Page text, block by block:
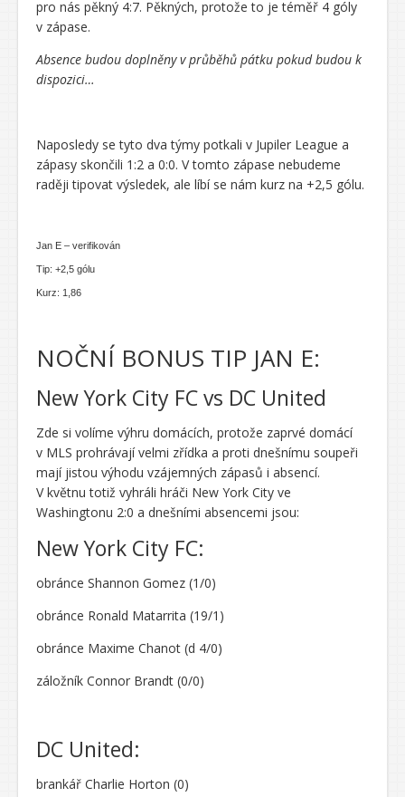
pro nás pěkný 4:7. Pěkných, protože to je téměř 4 góly
v zápase.
Absence budou doplněny v průběhů pátku pokud budou k
dispozici…
Naposledy se tyto dva týmy potkali v Jupiler League a
zápasy skončili 1:2 a 0:0. V tomto zápase nebudeme
raději tipovat výsledek, ale líbí se nám kurz na +2,5 gólu.
Jan E – verifikován
Tip: +2,5 gólu
Kurz: 1,86
NOČNÍ BONUS TIP JAN E:
New York City FC vs DC United
Zde si volíme výhru domácích, protože zaprvé domácí
v MLS prohrávají velmi zřídka a proti dnešnímu soupeři
mají jistou výhodu vzájemných zápasů i absencí.
V květnu totiž vyhráli hráči New York City ve
Washingtonu 2:0 a dnešními absencemi jsou:
New York City FC:
obránce Shannon Gomez (1/0)
obránce Ronald Matarrita (19/1)
obránce Maxime Chanot (d 4/0)
záložník Connor Brandt (0/0)
DC United:
brankář Charlie Horton (0)